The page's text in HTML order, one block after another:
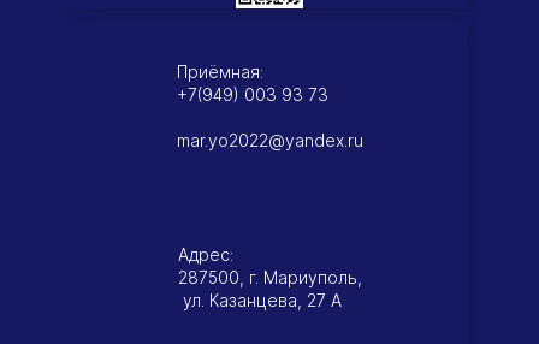
Приёмная:
+7(949) 003 93 73
mar.yo2022@yandex.ru
Адрес:
287500, г. Мариуполь,
ул. Казанцева, 27 А